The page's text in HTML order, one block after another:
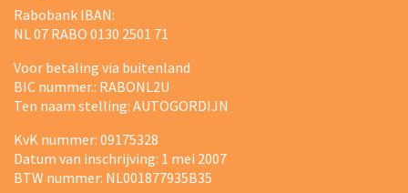
Rabobank IBAN:
NL 07 RABO 0130 2501 71
Voor betaling via buitenland
BIC nummer.: RABONL2U
Ten naam stelling: AUTOGORDIJN
KvK nummer: 09175328
Datum van inschrijving: 1 mei 2007
BTW nummer: NL001877935B35